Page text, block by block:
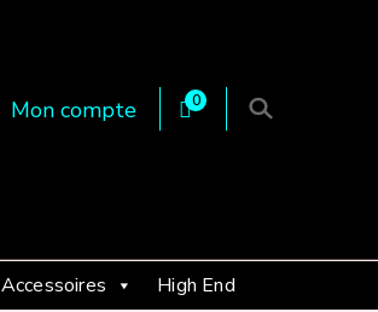
Mon compte 0
Accessoires High End